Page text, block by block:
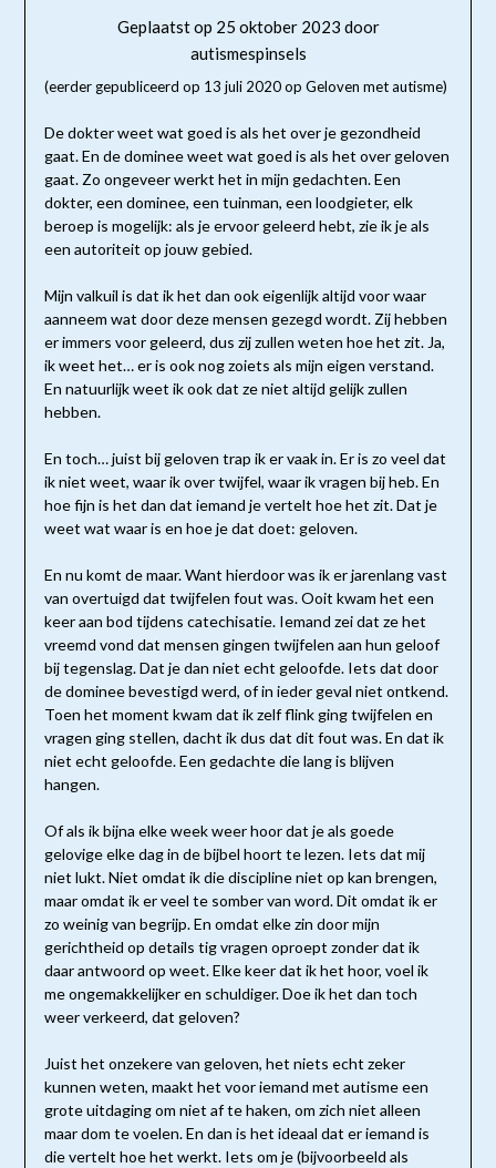
Geplaatst op 25 oktober 2023 door
autismespinsels
(eerder gepubliceerd op 13 juli 2020 op Geloven met autisme)
De dokter weet wat goed is als het over je gezondheid
gaat. En de dominee weet wat goed is als het over geloven
gaat. Zo ongeveer werkt het in mijn gedachten. Een
dokter, een dominee, een tuinman, een loodgieter, elk
beroep is mogelijk: als je ervoor geleerd hebt, zie ik je als
een autoriteit op jouw gebied.
Mijn valkuil is dat ik het dan ook eigenlijk altijd voor waar
aanneem wat door deze mensen gezegd wordt. Zij hebben
er immers voor geleerd, dus zij zullen weten hoe het zit. Ja,
ik weet het… er is ook nog zoiets als mijn eigen verstand.
En natuurlijk weet ik ook dat ze niet altijd gelijk zullen
hebben.
En toch… juist bij geloven trap ik er vaak in. Er is zo veel dat
ik niet weet, waar ik over twijfel, waar ik vragen bij heb. En
hoe fijn is het dan dat iemand je vertelt hoe het zit. Dat je
weet wat waar is en hoe je dat doet: geloven.
En nu komt de maar. Want hierdoor was ik er jarenlang vast
van overtuigd dat twijfelen fout was. Ooit kwam het een
keer aan bod tijdens catechisatie. Iemand zei dat ze het
vreemd vond dat mensen gingen twijfelen aan hun geloof
bij tegenslag. Dat je dan niet echt geloofde. Iets dat door
de dominee bevestigd werd, of in ieder geval niet ontkend.
Toen het moment kwam dat ik zelf flink ging twijfelen en
vragen ging stellen, dacht ik dus dat dit fout was. En dat ik
niet echt geloofde. Een gedachte die lang is blijven
hangen.
Of als ik bijna elke week weer hoor dat je als goede
gelovige elke dag in de bijbel hoort te lezen. Iets dat mij
niet lukt. Niet omdat ik die discipline niet op kan brengen,
maar omdat ik er veel te somber van word. Dit omdat ik er
zo weinig van begrijp. En omdat elke zin door mijn
gerichtheid op details tig vragen oproept zonder dat ik
daar antwoord op weet. Elke keer dat ik het hoor, voel ik
me ongemakkelijker en schuldiger. Doe ik het dan toch
weer verkeerd, dat geloven?
Juist het onzekere van geloven, het niets echt zeker
kunnen weten, maakt het voor iemand met autisme een
grote uitdaging om niet af te haken, om zich niet alleen
maar dom te voelen. En dan is het ideaal dat er iemand is
die vertelt hoe het werkt. Iets om je (bijvoorbeeld als